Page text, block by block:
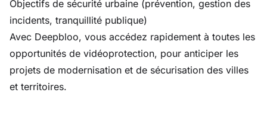
Objectifs de sécurité urbaine (prévention, gestion des
incidents, tranquillité publique)
Avec Deepbloo, vous accédez rapidement à toutes les
opportunités de vidéoprotection, pour anticiper les
projets de modernisation et de sécurisation des villes
et territoires.